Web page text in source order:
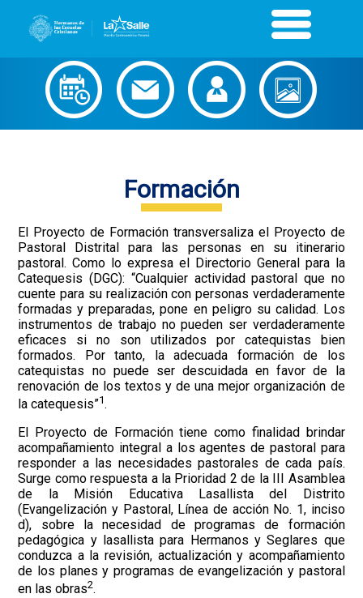
Formación
El Proyecto de Formación transversaliza el Proyecto de
Pastoral Distrital para las personas en su itinerario
pastoral. Como lo expresa el Directorio General para la
Catequesis (DGC): “Cualquier actividad pastoral que no
cuente para su realización con personas verdaderamente
formadas y preparadas, pone en peligro su calidad. Los
instrumentos de trabajo no pueden ser verdaderamente
eficaces si no son utilizados por catequistas bien
formados. Por tanto, la adecuada formación de los
catequistas no puede ser descuidada en favor de la
renovación de los textos y de una mejor organización de
la catequesis”1.
El Proyecto de Formación tiene como finalidad brindar
acompañamiento integral a los agentes de pastoral para
responder a las necesidades pastorales de cada país.
Surge como respuesta a la Prioridad 2 de la III Asamblea
de la Misión Educativa Lasallista del Distrito
(Evangelización y Pastoral, Línea de acción No. 1, inciso
d), sobre la necesidad de programas de formación
pedagógica y lasallista para Hermanos y Seglares que
conduzca a la revisión, actualización y acompañamiento
de los planes y programas de evangelización y pastoral
en las obras2.